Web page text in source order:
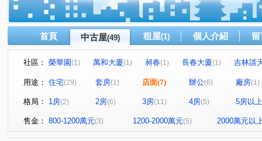
首頁 中古屋(49) 租屋(1) 個人介紹
社區： 榮華園(1) 萬和大廈(1) 昶春(1) 長春大廈(1)
吉林談
長虹Nasdak
晴園大廈 峰上 埼玉
惠安信義廣場
(1) 時代廣場大樓(1) 松江南京
漂亮寶
梅園 (1) 三普安和大樓 (1) 華威八方(1) 龍江路(1)
長
鹽和街(1) 重慶北路三段(1) 敦化北路(2) 重慶北路二段
用途： 住宅(29) 套房(1) 店面(7) 辦公(6) 廠房(1)
格局： 1房(2) 2房(6) 3房(11) 4房(5) 5房以上
售金： 800-1200萬元(3) 1200-2000萬元(5) 2000萬元以